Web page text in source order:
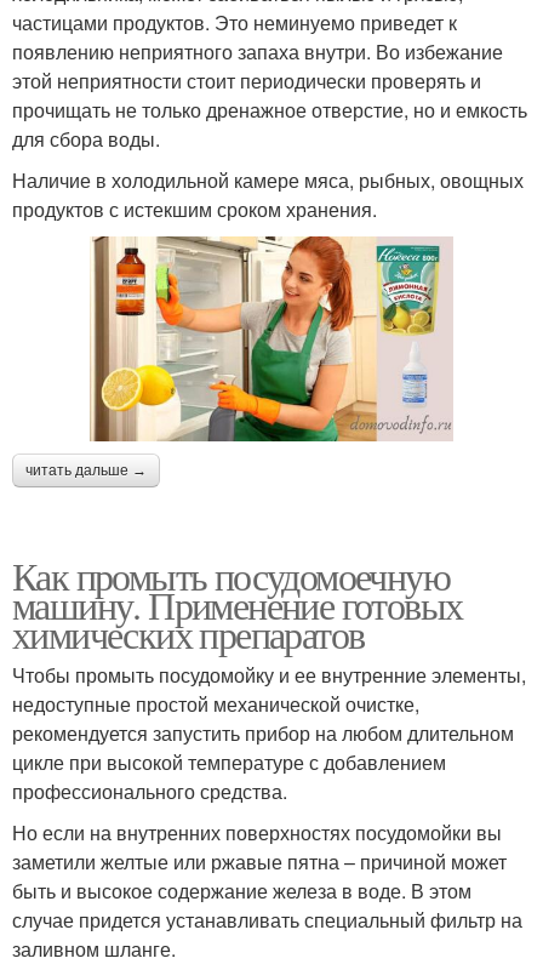
частицами продуктов. Это неминуемо приведет к
появлению неприятного запаха внутри. Во избежание
этой неприятности стоит периодически проверять и
прочищать не только дренажное отверстие, но и емкость
для сбора воды.
Наличие в холодильной камере мяса, рыбных, овощных
продуктов с истекшим сроком хранения.
читать дальше →
Как промыть посудомоечную
машину. Применение готовых
химических препаратов
Чтобы промыть посудомойку и ее внутренние элементы,
недоступные простой механической очистке,
рекомендуется запустить прибор на любом длительном
цикле при высокой температуре с добавлением
профессионального средства.
Но если на внутренних поверхностях посудомойки вы
заметили желтые или ржавые пятна – причиной может
быть и высокое содержание железа в воде. В этом
случае придется устанавливать специальный фильтр на
заливном шланге.